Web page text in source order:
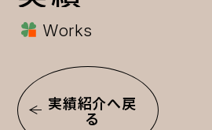
Works
実績紹介へ戻
る